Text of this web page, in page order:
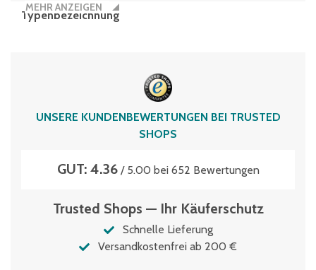
Typen­be­zeich­nung
MEHR ANZEIGEN
UNSERE KUNDENBEWERTUNGEN BEI TRUSTED
SHOPS
GUT: 4.36/ 5.00 bei 652 Bewertungen
Trusted Shops — Ihr Käuferschutz
Schnelle Lieferung
Versandkostenfrei ab 200 €